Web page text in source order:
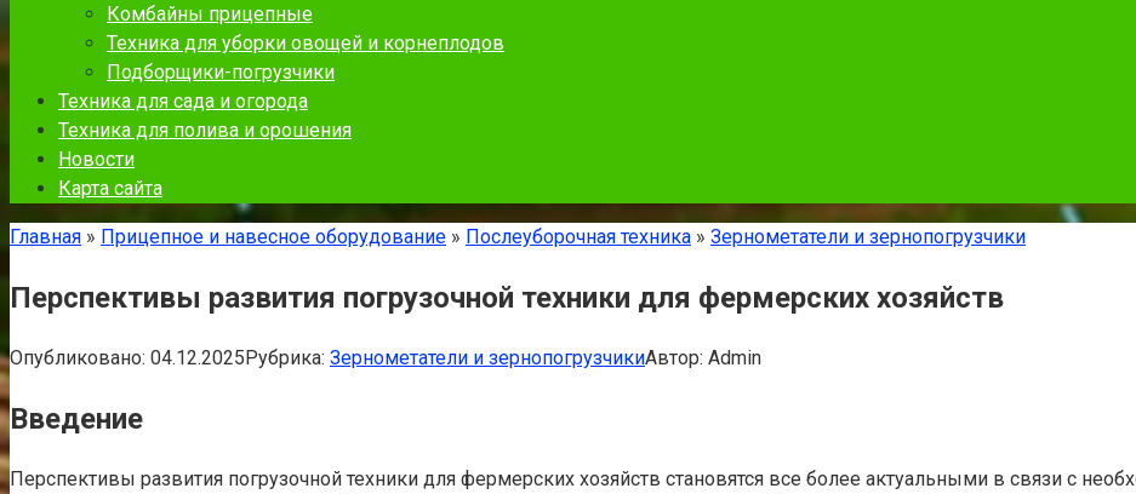
Комбайны прицепные
Техника для уборки овощей и корнеплодов
Подборщики-погрузчики
Техника для сада и огорода
Техника для полива и орошения
Новости
Карта сайта
Главная » Прицепное и навесное оборудование » Послеуборочная техника » Зернометатели и зернопогрузчики
Перспективы развития погрузочной техники для фермерских хозяйств
Опубликовано: 04.12.2025Рубрика: Зернометатели и зернопогрузчикиАвтор: Admin
Введение
Перспективы развития погрузочной техники для фермерских хозяйств становятся все более актуальными в связи с